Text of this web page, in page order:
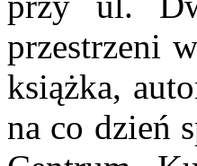
przestrzeni
książka,
na co dzień